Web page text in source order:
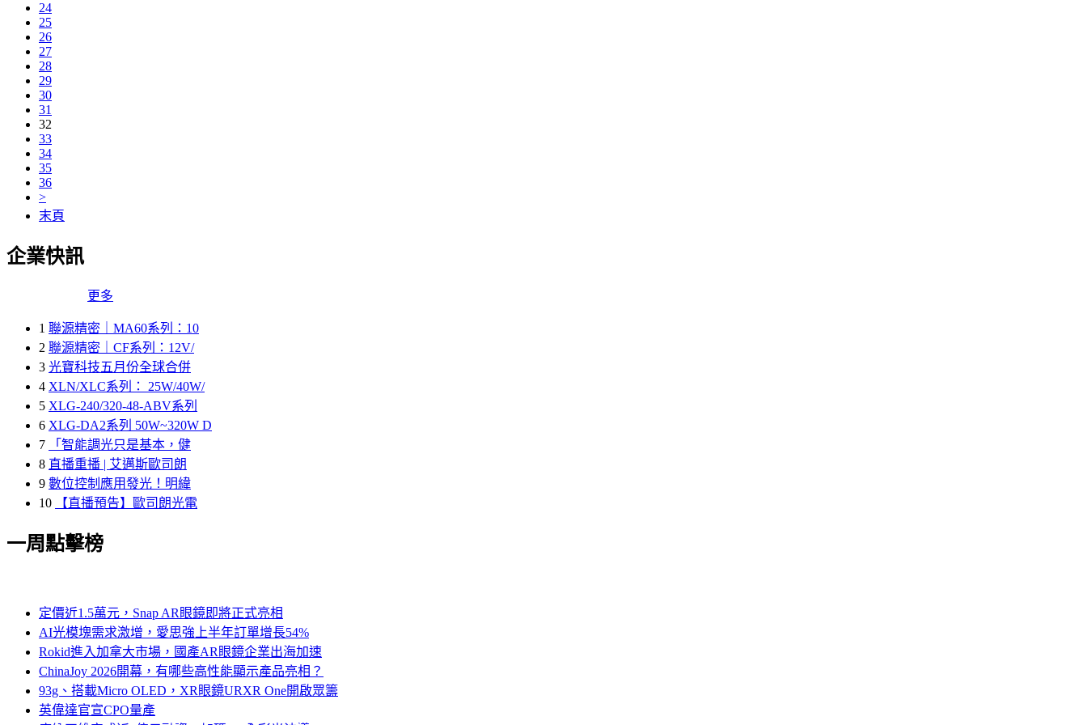
24
25
26
27
28
29
30
31
32
33
34
35
36
>
末頁
企業快訊
更多
1 聯源精密｜MA60系列：10
2 聯源精密｜CF系列：12V/
3 光寶科技五月份全球合併
4 XLN/XLC系列： 25W/40W/
5 XLG-240/320-48-ABV系列
6 XLG-DA2系列 50W~320W D
7
「智能調光只是基本，健
8 直播重播 | 艾邁斯歐司朗
9 數位控制應用發光！明緯
10
【直播預告】歐司朗光電
一周點擊榜
定價近1.5萬元，Snap AR眼鏡即將正式亮相
AI光模塊需求激增，愛思強上半年訂單增長54%
Rokid進入加拿大市場，國產AR眼鏡企業出海加速
ChinaJoy 2026開幕，有哪些高性能顯示產品亮相？
93g、搭載Micro OLED，XR眼鏡URXR One開啟眾籌
英偉達官宣CPO量產